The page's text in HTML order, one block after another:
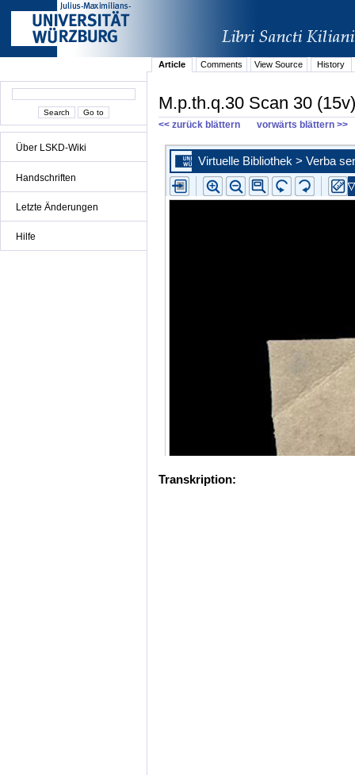
Über LSKD-Wiki
Handschriften
Letzte Änderungen
Hilfe
Article Comments View Source History
M.p.th.q.30 Scan 30 (15v)
<< zurück blättern vorwärts blättern >>
Transkription: